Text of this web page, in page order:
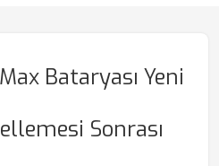
Bataryası Yeni
Sonrası